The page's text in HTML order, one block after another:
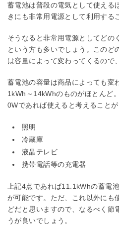
蓄電池は普段の電気として使える
きにも非常用電源として利用する
そうなると非常用電源としてどの
という方も多いでしょう。このど
は容量によって変わってくるので
蓄電池の容量は商品によっても変
1kWh～14kWhのものがほとんど
0Wであれば使えると考えることが
照明
冷蔵庫
液晶テレビ
携帯電話等の充電器
上記4点であれば11.1kWhの蓄電
が可能です。ただ、これ以外にも
どだと思いますので、なるべく節
うが良いでしょう。